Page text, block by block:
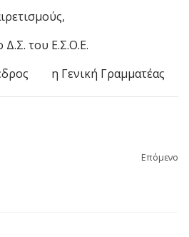
Δ.Σ. του Ε.Σ.Ο.Ε.
Γραμματέας
Επόμενο